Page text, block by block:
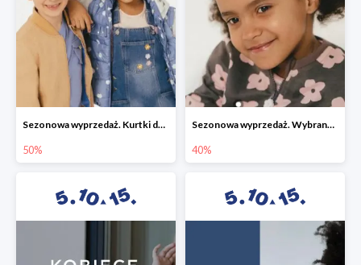
Sezonowa wyprzedaż. Kurtki do -50%
50%
Sezonowa wyprzedaż. Wybrane modele do -40%
40%